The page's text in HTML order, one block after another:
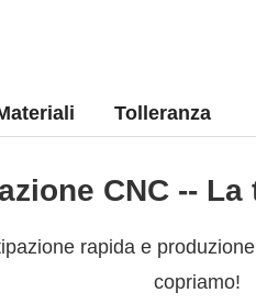
Tolleranza
CNC --
rapida e
copriamo!